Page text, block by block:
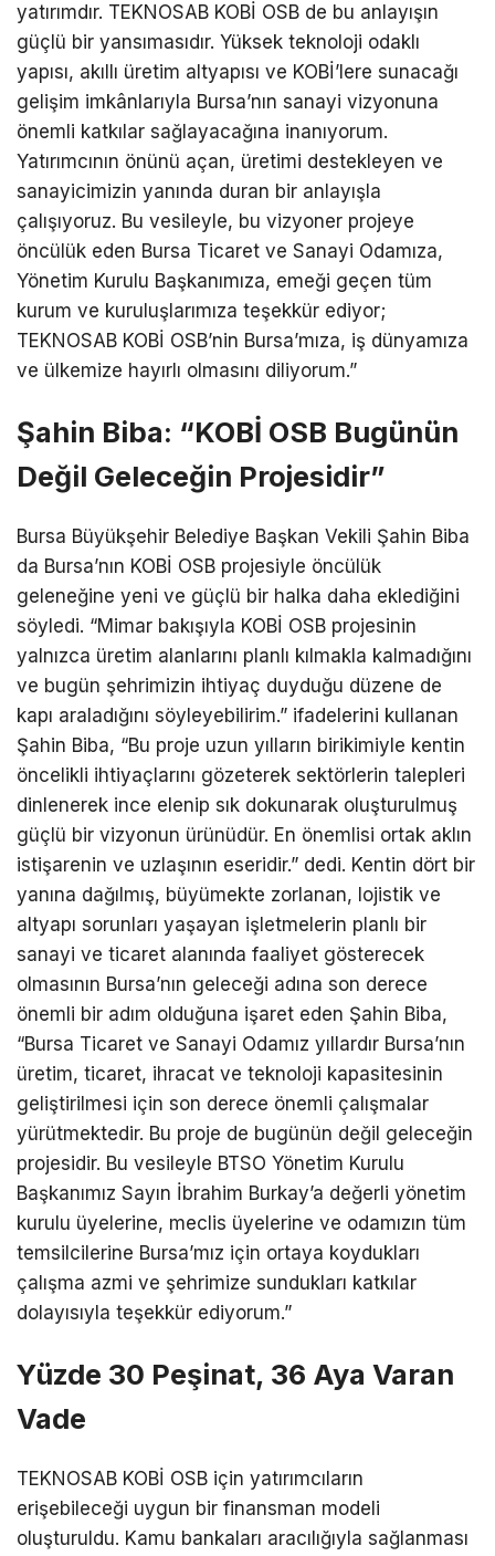
yatırımdır. TEKNOSAB KOBİ OSB de bu anlayışın
güçlü bir yansımasıdır. Yüksek teknoloji odaklı
yapısı, akıllı üretim altyapısı ve KOBİ’lere sunacağı
gelişim imkânlarıyla Bursa’nın sanayi vizyonuna
önemli katkılar sağlayacağına inanıyorum.
Yatırımcının önünü açan, üretimi destekleyen ve
sanayicimizin yanında duran bir anlayışla
çalışıyoruz. Bu vesileyle, bu vizyoner projeye
öncülük eden Bursa Ticaret ve Sanayi Odamıza,
Yönetim Kurulu Başkanımıza, emeği geçen tüm
kurum ve kuruluşlarımıza teşekkür ediyor;
TEKNOSAB KOBİ OSB’nin Bursa’mıza, iş dünyamıza
ve ülkemize hayırlı olmasını diliyorum.”
Şahin Biba: “KOBİ OSB Bugünün
Değil Geleceğin Projesidir”
Bursa Büyükşehir Belediye Başkan Vekili Şahin Biba
da Bursa’nın KOBİ OSB projesiyle öncülük
geleneğine yeni ve güçlü bir halka daha eklediğini
söyledi. “Mimar bakışıyla KOBİ OSB projesinin
yalnızca üretim alanlarını planlı kılmakla kalmadığını
ve bugün şehrimizin ihtiyaç duyduğu düzene de
kapı araladığını söyleyebilirim.” ifadelerini kullanan
Şahin Biba, “Bu proje uzun yılların birikimiyle kentin
öncelikli ihtiyaçlarını gözeterek sektörlerin talepleri
dinlenerek ince elenip sık dokunarak oluşturulmuş
güçlü bir vizyonun ürünüdür. En önemlisi ortak aklın
istişarenin ve uzlaşının eseridir.” dedi. Kentin dört bir
yanına dağılmış, büyümekte zorlanan, lojistik ve
altyapı sorunları yaşayan işletmelerin planlı bir
sanayi ve ticaret alanında faaliyet gösterecek
olmasının Bursa’nın geleceği adına son derece
önemli bir adım olduğuna işaret eden Şahin Biba,
“Bursa Ticaret ve Sanayi Odamız yıllardır Bursa’nın
üretim, ticaret, ihracat ve teknoloji kapasitesinin
geliştirilmesi için son derece önemli çalışmalar
yürütmektedir. Bu proje de bugünün değil geleceğin
projesidir. Bu vesileyle BTSO Yönetim Kurulu
Başkanımız Sayın İbrahim Burkay’a değerli yönetim
kurulu üyelerine, meclis üyelerine ve odamızın tüm
temsilcilerine Bursa’mız için ortaya koydukları
çalışma azmi ve şehrimize sundukları katkılar
dolayısıyla teşekkür ediyorum.”
Yüzde 30 Peşinat, 36 Aya Varan
Vade
TEKNOSAB KOBİ OSB için yatırımcıların
erişebileceği uygun bir finansman modeli
oluşturuldu. Kamu bankaları aracılığıyla sağlanması